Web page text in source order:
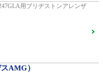
走行23,500km
ピレリPゼロネロ255/30/20 5分山1
用ブリヂストンアレンザ
AMG）